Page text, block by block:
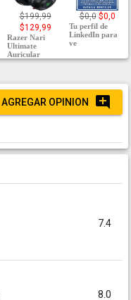
$199,99
$129,99
Razer Nari
Ultimate
Auricular
$0,0 $0,0
Tu perfil de
LinkedIn para
ve
AGREGAR OPINION
7.4
8.0